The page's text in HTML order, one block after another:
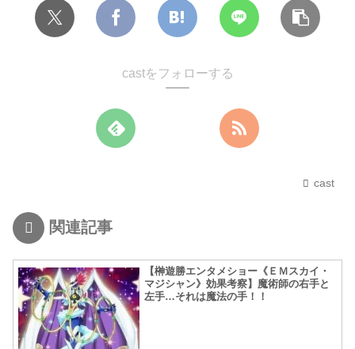
castをフォローする
cast
関連記事
【榊遊勝エンタメショー《ＥＭスカイ・
マジシャン》効果考察】魔術師の右手と
左手…それは魔法の手！！